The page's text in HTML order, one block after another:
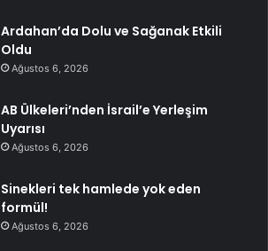
Ardahan’da Dolu ve Sağanak Etkili
Oldu
Ağustos 6, 2026
AB Ülkeleri’nden İsrail’e Yerleşim
Uyarısı
Ağustos 6, 2026
Sinekleri tek hamlede yok eden
formül!
Ağustos 6, 2026